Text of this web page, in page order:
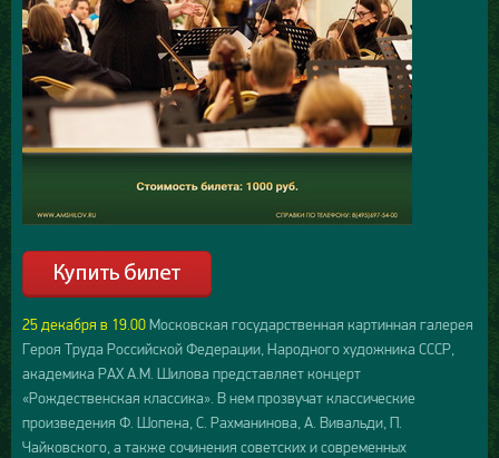
25 декабря в 19.00Московская государственная картинная галерея
Героя Труда Российской Федерации, Народного художника СССР,
академика РАХ А.М. Шилова представляет концерт
«Рождественская классика». В нем прозвучат классические
произведения Ф. Шопена, С. Рахманинова, А. Вивальди, П.
Чайковского, а также сочинения советских и современных